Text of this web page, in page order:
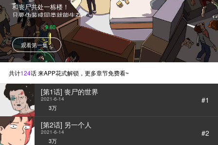
和丧尸共处一栋楼！
只要伪装成同类就能生存？
在超大型购物商城里，某一天由于
原因不明的病毒引起了丧尸爆发。
但没想到整个事件不到三小时就被
官方完全镇压，将剩余的丧尸都封
锁在了商城中并将此区域命名为丧
失地区。但是男主金仁琮却没能逃
出去。但得知丧尸不会攻击同类
后，金仁琮开始伪装成丧尸生活。
在商城内生活了一年之后，发现除
了自己之外，还有很多人生存在塔
里？！人和丧尸的共处生活，到底
隐藏着怎样的秘密呢？
9.60
观看第一集
共计124话 来APP花式解锁，更多章节免费看~
[第1话] 丧尸的世界
2021-6-14
3万
#1
[第2话] 另一个人
2021-6-14
3万
#2